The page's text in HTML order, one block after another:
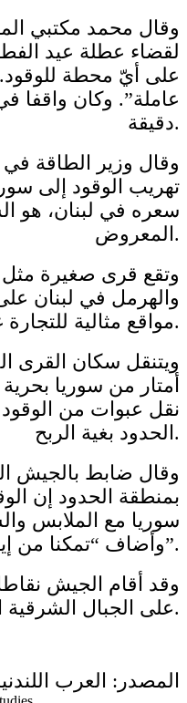
وقال محمد مكتبي
لقضاء عطلة عيد
على أيّ محطة
دقيقة.
وقال وزير الطاقة
تهريب الوقود إلى
سعره في لبنان، هو
المعروض.
وتقع قرى صغيرة
والهرمل في لبنان
مواقع مثالية للتجارة غير المشروعة.
ويتنقل سكان القرى
أمتار من سوريا بحرية
نقل عبوات من
الحدود بغية الربح.
وقال ضابط بالجيش
بمنطقة الحدود إن
سوريا مع الملابس
وأضاف “تمكنا من إيقاف نسبة كبيرة من هذا”.
وقد أقام الجيش نقاطا
على الجبال الشرقية التي تفصل بين البلدين.
المصدر: العرب